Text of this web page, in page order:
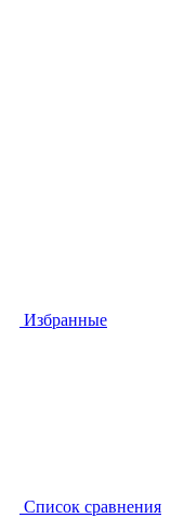
Избранные
Список сравнения